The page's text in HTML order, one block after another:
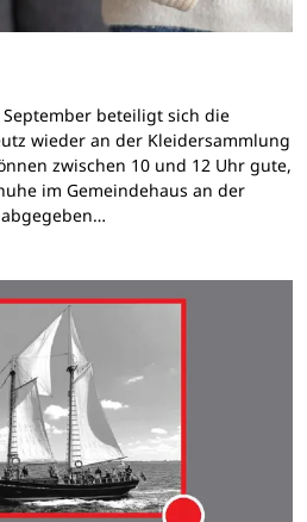
September beteiligt sich die
wieder an der Kleidersammlung
zwischen 10 und 12 Uhr gute,
im Gemeindehaus an der